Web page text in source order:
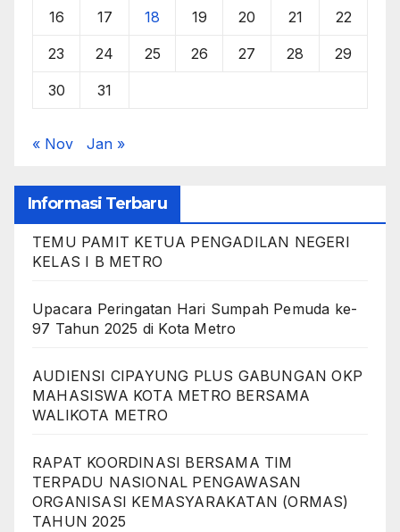
16 17 18 19 20 21 22
23 24 25 26 27 28 29
30 31
« Nov Jan »
Informasi Terbaru
TEMU PAMIT KETUA PENGADILAN NEGERI
KELAS I B METRO
Upacara Peringatan Hari Sumpah Pemuda ke-
97 Tahun 2025 di Kota Metro
AUDIENSI CIPAYUNG PLUS GABUNGAN OKP
MAHASISWA KOTA METRO BERSAMA
WALIKOTA METRO
RAPAT KOORDINASI BERSAMA TIM
TERPADU NASIONAL PENGAWASAN
ORGANISASI KEMASYARAKATAN (ORMAS)
TAHUN 2025